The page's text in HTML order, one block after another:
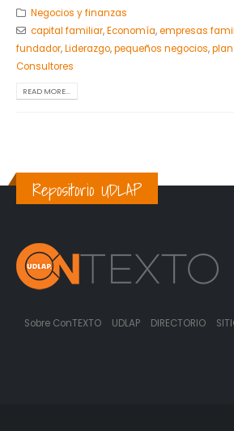
Negocios y finanzas
capital familiar,Economía,empresas
fundador,Liderazgo,pequeños negocios,
Consultores
READ MORE...
Repositorio UDLAP
Sobre ConTEXTO UDLAP DIRECTORIO